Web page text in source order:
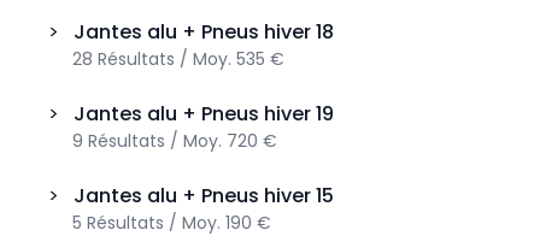
> Jantes alu + Pneus hiver18
28 Résultats / Moy. 535 €
> Jantes alu + Pneus hiver19
9 Résultats / Moy. 720 €
> Jantes alu + Pneus hiver15
5 Résultats / Moy. 190 €